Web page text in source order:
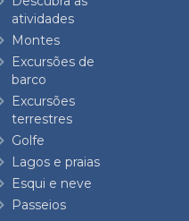
atividades
Montes
Excursões de
barco
Excursões
terrestres
Golfe
Lagos e praias
Esqui e neve
Passeios